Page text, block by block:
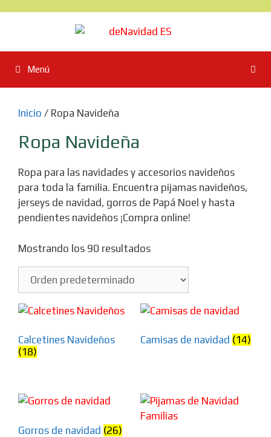
Menú
Inicio / Ropa Navideña
Ropa Navideña
Ropa para las navidades y accesorios navideños
para toda la familia. Encuentra pijamas navideños,
jerseys de navidad, gorros de Papá Noel y hasta
pendientes navideños ¡Compra online!
Mostrando los 90 resultados
Calcetines Navideños
(18)
Camisas de navidad (14)
Gorros de navidad (26)